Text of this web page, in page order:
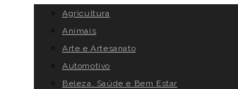
Agricultura
Animais
Arte e Artesanato
Automotivo
Beleza, Saúde e Bem Estar